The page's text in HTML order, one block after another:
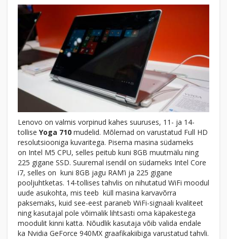
Lenovo on valmis vorpinud kahes suuruses, 11- ja 14-
tollise Yoga 710 mudelid. Mõlemad on varustatud Full HD
resolutsiooniga kuvaritega. Pisema masina südameks
on Intel M5 CPU, selles peitub kuni 8GB muutmälu ning
225 gigane SSD. Suuremal isendil on südameks Intel Core
i7, selles on kuni 8GB jagu RAM’i ja 225 gigane
pooljuhtketas. 14-tollises tahvlis on nihutatud WiFi moodul
uude asukohta, mis teeb küll masina karvavõrra
paksemaks, kuid see-eest paraneb WiFi-signaali kvaliteet
ning kasutajal pole võimalik lihtsasti oma käpakestega
moodulit kinni katta. Nõudlik kasutaja võib valida endale
ka Nvidia GeForce 940MX graafikakiibiga varustatud tahvli.